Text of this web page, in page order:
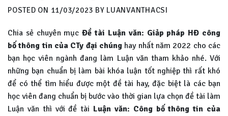
POSTED ON 11/03/2023 BY LUANVANTHACSI
Chia sẻ chuyên mục Đề tài Luận văn: Giảp pháp HĐ công
bố thông tin của CTy đại chúng hay nhất năm 2022 cho các
bạn học viên ngành đang làm Luận văn tham khảo nhé. Với
những bạn chuẩn bị làm bài khóa luận tốt nghiệp thì rất khó
để có thể tìm hiểu được một đề tài hay, đặc biệt là các bạn
học viên đang chuẩn bị bước vào thời gian lựa chọn đề tài làm
Luận văn thì với đề tài Luận văn: Công bố thông tin của